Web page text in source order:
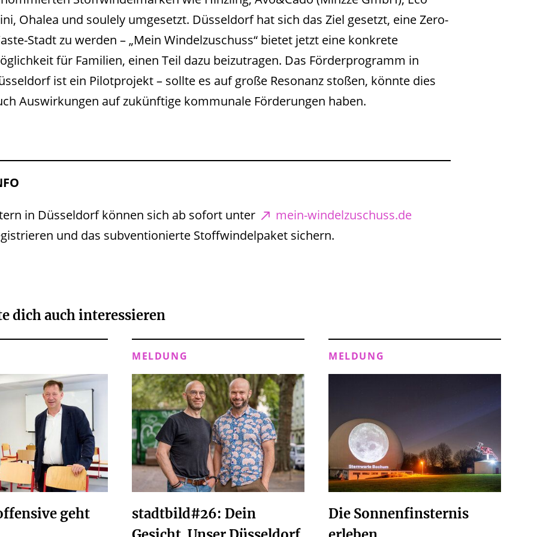
Ohalea und soulely umgesetzt. Düsseldorf hat sich das Ziel gesetzt, eine Zero-
Stadt zu werden – „Mein Windelzuschuss“ bietet jetzt eine konkrete
für Familien, einen Teil dazu beizutragen. Das Förderprogramm in
ist ein Pilotprojekt – sollte es auf große Resonanz stoßen, könnte dies
Auswirkungen auf zukünftige kommunale Förderungen haben.
in Düsseldorf können sich ab sofort unter
mein-windelzuschuss.de
und das subventionierte Stoffwindelpaket sichern.
dich auch interessieren
geht
MELDUNG
stadtbild#26: Dein
MELDUNG
Die Sonnenfinsternis